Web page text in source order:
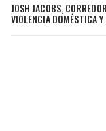
JOSH JACOBS,
VIOLENCIA DOMÉSTICA